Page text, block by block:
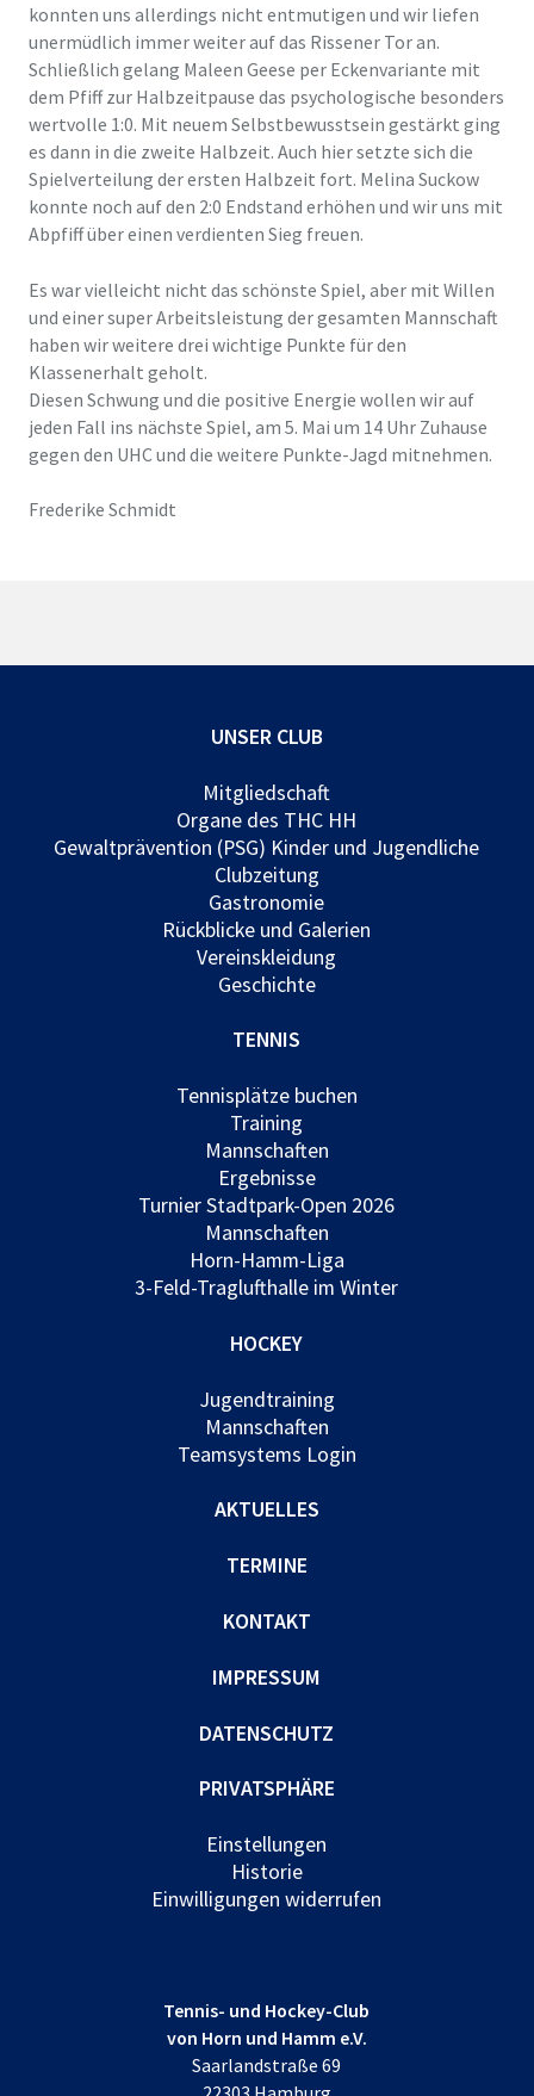
konnten uns allerdings nicht entmutigen und wir liefen
unermüdlich immer weiter auf das Rissener Tor an.
Schließlich gelang Maleen Geese per Eckenvariante mit
dem Pfiff zur Halbzeitpause das psychologische besonders
wertvolle 1:0. Mit neuem Selbstbewusstsein gestärkt ging
es dann in die zweite Halbzeit. Auch hier setzte sich die
Spielverteilung der ersten Halbzeit fort. Melina Suckow
konnte noch auf den 2:0 Endstand erhöhen und wir uns mit
Abpfiff über einen verdienten Sieg freuen.
Es war vielleicht nicht das schönste Spiel, aber mit Willen
und einer super Arbeitsleistung der gesamten Mannschaft
haben wir weitere drei wichtige Punkte für den
Klassenerhalt geholt.
Diesen Schwung und die positive Energie wollen wir auf
jeden Fall ins nächste Spiel, am 5. Mai um 14 Uhr Zuhause
gegen den UHC und die weitere Punkte-Jagd mitnehmen.
Frederike Schmidt
UNSER CLUB
Mitgliedschaft
Organe des THC HH
Gewaltprävention (PSG) Kinder und Jugendliche
Clubzeitung
Gastronomie
Rückblicke und Galerien
Vereinskleidung
Geschichte
TENNIS
Tennisplätze buchen
Training
Mannschaften
Ergebnisse
Turnier Stadtpark-Open 2026
Mannschaften
Horn-Hamm-Liga
3-Feld-Traglufthalle im Winter
HOCKEY
Jugendtraining
Mannschaften
Teamsystems Login
AKTUELLES
TERMINE
KONTAKT
IMPRESSUM
DATENSCHUTZ
PRIVATSPHÄRE
Einstellungen
Historie
Einwilligungen widerrufen
Tennis- und Hockey-Club
von Horn und Hamm e.V.
Saarlandstraße 69